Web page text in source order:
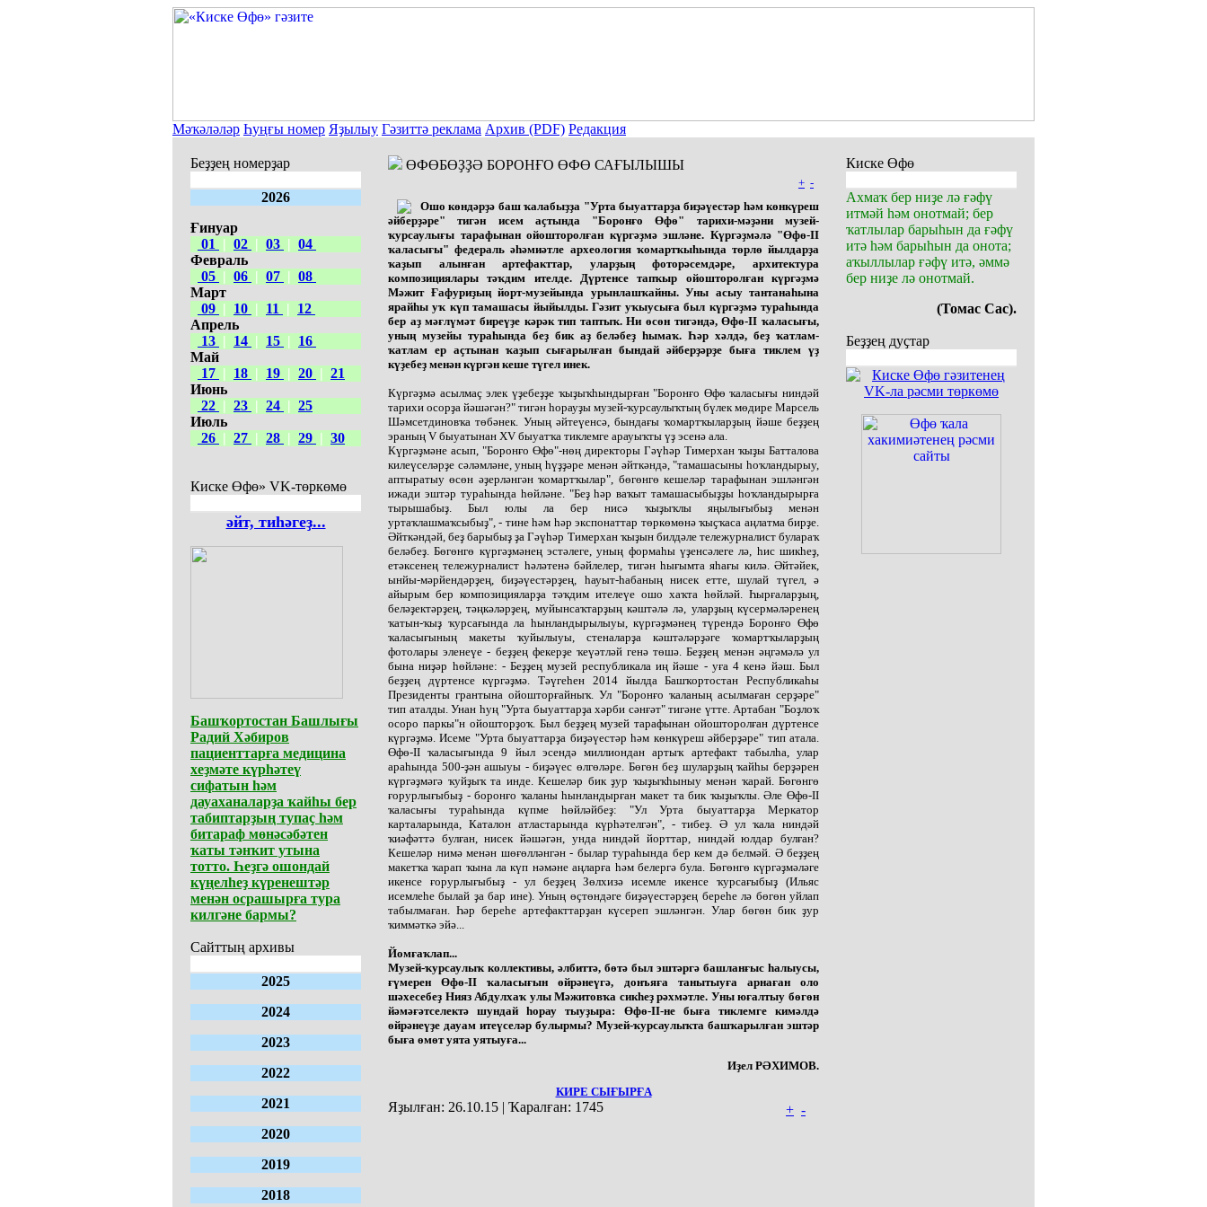
Мәҡәләләр Һуңғы номер Яҙылыу Гәзиттә реклама Архив (PDF) Редакция
Беҙҙең номерҙар
2026
Ғинуар
01
| 02 | 03 | 04
Февраль
05 | 06 | 07 | 08
Март
09 | 10 | 11 |
12
Апрель
13 | 14 | 15 |
16
Май
17 | 18 | 19 | 20 | 21
Июнь
22 | 23 | 24 | 25
Июль
26 | 27 | 28 | 29 | 30
Киске Өфө» VK-төркөмө
әйт, тиһәгеҙ...
Башҡортостан Башлығы
Радий Хәбиров
пациенттарға медицина
хеҙмәте күрһәтеү
сифатын һәм
дауаханаларҙа ҡайһы бер
табиптарҙың тупаҫ һәм
битараф мөнәсәбәтен
ҡаты тәнҡит утына
тотто. Һеҙгә ошондай
күңелһеҙ күренештәр
менән осрашырға тура
килгәне бармы?
Сайттың архивы
2025
2024
2023
2022
2021
2020
2019
2018
ӨФӨБӨҘҘӘ БОРОНҒО ӨФӨ САҒЫЛЫШЫ
+ -
Ошо көндәрҙә баш ҡалабыҙҙа "Урта быуаттарҙа биҙәүестәр һәм көнкүреш
әйберҙәре" тигән исем аҫтында "Боронғо Өфө" тарихи-мәҙәни музей-
ҡурсаулығы тарафынан ойошторолған күргәҙмә эшләне. Күргәҙмәлә "Өфө-II
ҡаласығы" федераль әһәмиәтле археология ҡомартҡыһында төрлө йылдарҙа
ҡаҙып алынған артефакттар, уларҙың фоторәсемдәре, архитектура
композициялары тәҡдим ителде. Дүртенсе тапҡыр ойошторолған күргәҙмә
Мәжит Ғафуриҙың йорт-музейында урынлашҡайны. Уны асыу тантанаһына
ярайһы уҡ күп тамашасы йыйылды. Гәзит уҡыусыға был күргәҙмә тураһында
бер аҙ мәғлүмәт биреүҙе кәрәк тип таптыҡ. Ни өсөн тигәндә, Өфө-II ҡаласығы,
уның музейы тураһында беҙ бик аҙ беләбеҙ һымаҡ. Һәр хәлдә, беҙ ҡатлам-
ҡатлам ер аҫтынан ҡаҙып сығарылған бындай әйберҙәрҙе быға тиклем үҙ
күҙебеҙ менән күргән кеше түгел инек.
Күргәҙмә асылмаҫ элек үҙебеҙҙе ҡыҙыҡһындырған "Боронғо Өфө ҡаласығы ниндәй
тарихи осорҙа йәшәгән?" тигән һорауҙы музей-ҡурсаулыҡтың бүлек мөдире Марсель
Шәмсетдиновҡа төбәнек. Уның әйтеүенсә, бындағы ҡомартҡыларҙың йәше беҙҙең
эраның V быуатынан XV быуатҡа тиклемге арауыҡты үҙ эсенә ала.
Күргәҙмәне асып, "Боронғо Өфө"-нөң директоры Гәүһәр Тимерхан ҡыҙы Батталова
килеүселәрҙе сәләмләне, уның һүҙҙәре менән әйткәндә, "тамашасыны һоҡландырыу,
аптыратыу өсөн әҙерләнгән ҡомартҡылар", бөгөнгө кешеләр тарафынан эшләнгән
ижади эштәр тураһында һөйләне. "Беҙ һәр ваҡыт тамашасыбыҙҙы һоҡландырырға
тырышабыҙ. Был юлы ла бер нисә ҡыҙыҡлы яңылығыбыҙ менән
уртаҡлашмаҡсыбыҙ", - тине һәм һәр экспонаттар төркөмөнә ҡыҫҡаса аңлатма бирҙе.
Әйткәндәй, беҙ барыбыҙ ҙа Гәүһәр Тимерхан ҡыҙын билдәле тележурналист булараҡ
беләбеҙ. Бөгөнгө күргәҙмәнең эстәлеге, уның формаһы үҙенсәлеге лә, һис шикһеҙ,
етәксенең тележурналист һәләтенә бәйлелер, тигән һығымта яһағы килә. Әйтәйек,
ынйы-мәрйендәрҙең, биҙәүестәрҙең, һауыт-һабаның нисек етте, шулай түгел, ә
айырым бер композицияларҙа тәҡдим ителеүе ошо хаҡта һөйләй. Һырғаларҙың,
беләҙектәрҙең, тәңкәләрҙең, муйынсаҡтарҙың кәштәлә лә, уларҙың күсермәләренең
ҡатын-ҡыҙ ҡурсағында ла һынландырылыуы, күргәҙмәнең түрендә Боронғо Өфө
ҡаласығының макеты ҡуйылыуы, стеналарҙа кәштәләрҙәге ҡомартҡыларҙың
фотолары эленеүе - беҙҙең фекерҙе ҡеүәтләй генә төшә. Беҙҙең менән әңгәмәлә ул
бына ниҙәр һөйләне: - Беҙҙең музей республикала иң йәше - уға 4 кенә йәш. Был
беҙҙең дүртенсе күргәҙмә. Тәүгеһен 2014 йылда Башҡортостан Республикаһы
Президенты грантына ойошторғайныҡ. Ул "Боронғо ҡаланың асылмаған серҙәре"
тип аталды. Унан һуң "Урта быуаттарҙа хәрби сәнғәт" тигәне үтте. Артабан "Боҙлоҡ
осоро паркы"н ойошторҙоҡ. Был беҙҙең музей тарафынан ойошторолған дүртенсе
күргәҙмә. Исеме "Урта быуаттарҙа биҙәүестәр һәм көнкүреш әйберҙәре" тип атала.
Өфө-II ҡаласығында 9 йыл эсендә миллиондан артыҡ артефакт табылһа, улар
араһында 500-ҙән ашыуы - биҙәүес өлгөләре. Бөгөн беҙ шуларҙың ҡайһы берҙәрен
күргәҙмәгә ҡуйҙыҡ та инде. Кешеләр бик ҙур ҡыҙыҡһыныу менән ҡарай. Бөгөнгө
ғорурлығыбыҙ - боронғо ҡаланы һынландырған макет та бик ҡыҙыҡлы. Әле Өфө-II
ҡаласығы тураһында күпме һөйләйбеҙ: "Ул Урта быуаттарҙа Меркатор
карталарында, Каталон атластарында күрһәтелгән", - тибеҙ. Ә ул ҡала ниндәй
ҡиәфәттә булған, нисек йәшәгән, унда ниндәй йорттар, ниндәй юлдар булған?
Кешеләр нимә менән шөғөлләнгән - былар тураһында бер кем дә белмәй. Ә беҙҙең
макетҡа ҡарап ҡына ла күп нәмәне аңларға һәм белергә була. Бөгөнгө күргәҙмәләге
икенсе ғорурлығыбыҙ - ул беҙҙең Зөлхизә исемле икенсе ҡурсағыбыҙ (Ильяс
исемлеһе былай ҙа бар ине). Уның өҫтөндәге биҙәүестәрҙең береһе лә бөгөн уйлап
табылмаған. Һәр береһе артефакттарҙан күсереп эшләнгән. Улар бөгөн бик ҙур
ҡиммәткә эйә...
Йомғаҡлап...
Музей-ҡурсаулыҡ коллективы, әлбиттә, бөтә был эштәргә башланғыс һалыусы,
ғүмерен Өфө-II ҡаласығын өйрәнеүгә, донъяға танытыуға арнаған оло
шәхесебеҙ Нияз Абдулхаҡ улы Мәжитовҡа сикһеҙ рәхмәтле. Уны юғалтыу бөгөн
йәмәғәтселектә шундай һорау тыуҙыра: Өфө-II-не быға тиклемге кимәлдә
өйрәнеүҙе дауам итеүселәр булырмы? Музей-ҡурсаулыҡта башҡарылған эштәр
быға өмөт уята уятыуға...
Иҙел РӘХИМОВ.
КИРЕ СЫҒЫРҒА
+ -
Яҙылған: 26.10.15 | Ҡаралған: 1745
Киске Өфө
Ахмаҡ бер ниҙе лә ғәфү
итмәй һәм онотмай; бер
ҡатлылар барыһын да ғәфү
итә һәм барыһын да онота;
аҡыллылар ғәфү итә, әммә
бер ниҙе лә онотмай.
(Томас Сас).
Беҙҙең дуҫтар